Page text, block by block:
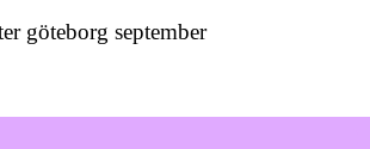
göteborg september